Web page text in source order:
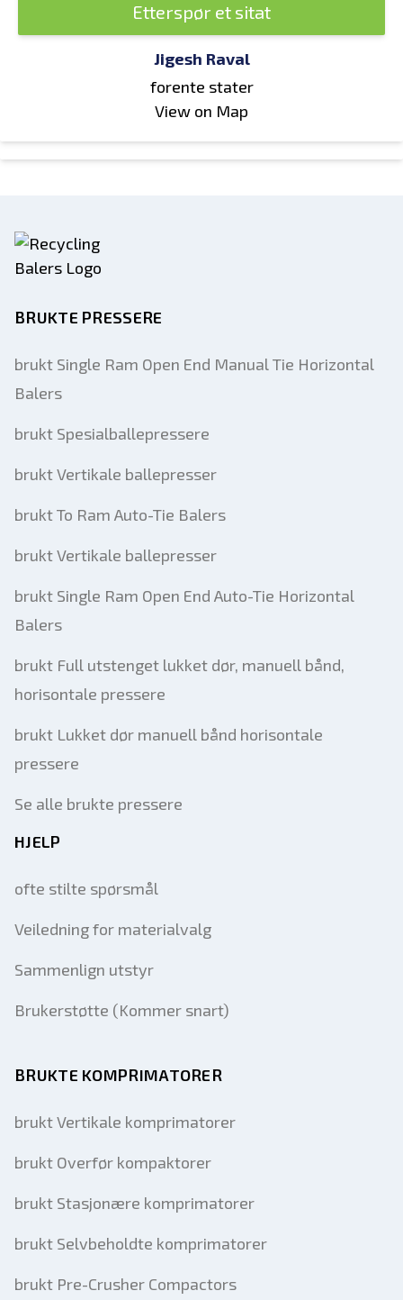
Etterspør et sitat
Jigesh Raval
forente stater
View on Map
BRUKTE PRESSERE
brukt Single Ram Open End Manual Tie Horizontal
Balers
brukt Spesialballepressere
brukt Vertikale ballepresser
brukt To Ram Auto-Tie Balers
brukt Vertikale ballepresser
brukt Single Ram Open End Auto-Tie Horizontal
Balers
brukt Full utstenget lukket dør, manuell bånd,
horisontale pressere
brukt Lukket dør manuell bånd horisontale
pressere
Se alle brukte pressere
HJELP
ofte stilte spørsmål
Veiledning for materialvalg
Sammenlign utstyr
Brukerstøtte (Kommer snart)
BRUKTE KOMPRIMATORER
brukt Vertikale komprimatorer
brukt Overfør kompaktorer
brukt Stasjonære komprimatorer
brukt Selvbeholdte komprimatorer
brukt Pre-Crusher Compactors